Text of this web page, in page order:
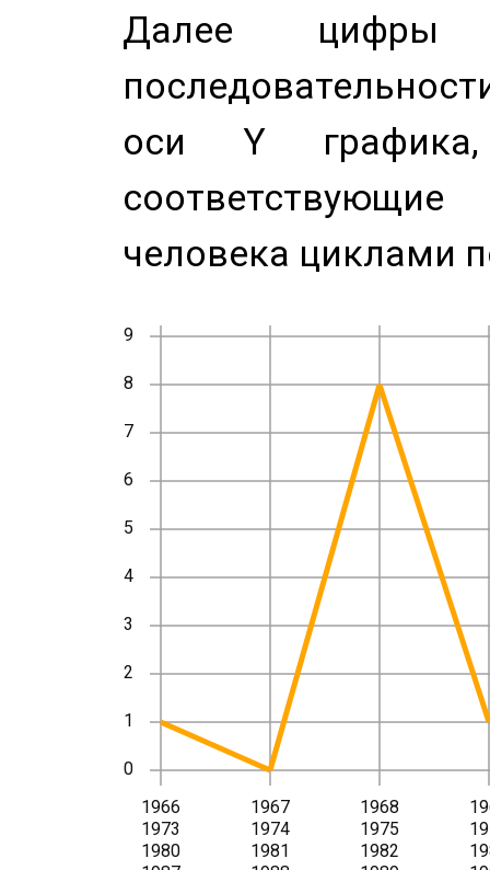
Далее цифры
оси Y
человека циклами